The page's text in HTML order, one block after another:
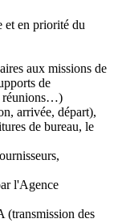
et en priorité du
aux missions de
de
réunions…)
arrivée, départ),
de bureau, le
l'Agence
(transmission des